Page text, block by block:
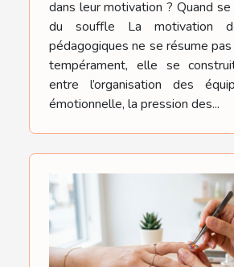
dans leur motivation ? Quand
du souffle La motivation
pédagogiques ne se résume
tempérament, elle se
entre l’organisation des
émotionnelle, la pression des...